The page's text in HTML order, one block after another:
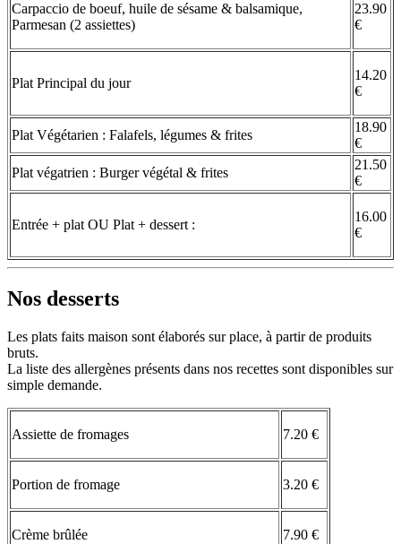
Carpaccio de boeuf, huile de sésame & balsamique,
Parmesan (2 assiettes)
23.90
€
Plat Principal du jour
14.20
€
Plat Végétarien : Falafels, légumes & frites
18.90
€
Plat végatrien : Burger végétal & frites
21.50
€
Entrée + plat OU Plat + dessert :
16.00
€
Nos desserts
Les plats faits maison sont élaborés sur place, à partir de produits
bruts.
La liste des allergènes présents dans nos recettes sont disponibles sur
simple demande.
Assiette de fromages 7.20 €
Portion de fromage 3.20 €
Crème brûlée 7.90 €